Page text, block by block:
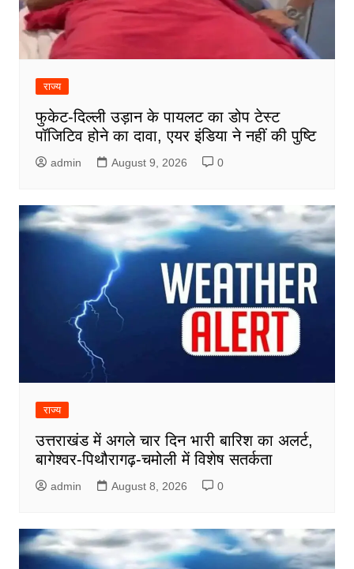
राज्य
फुकेट-दिल्ली उड़ान के पायलट का डोप टेस्ट
पॉजिटिव होने का दावा, एयर इंडिया ने नहीं की पुष्टि
admin August 9, 2026 0
राज्य
उत्तराखंड में अगले चार दिन भारी बारिश का अलर्ट,
बागेश्वर-पिथौरागढ़-चमोली में विशेष सतर्कता
admin August 8, 2026 0